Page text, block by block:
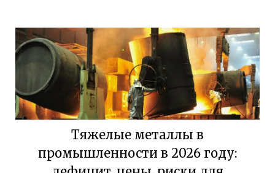
Тяжелые металлы в
промышленности в 2026 году: